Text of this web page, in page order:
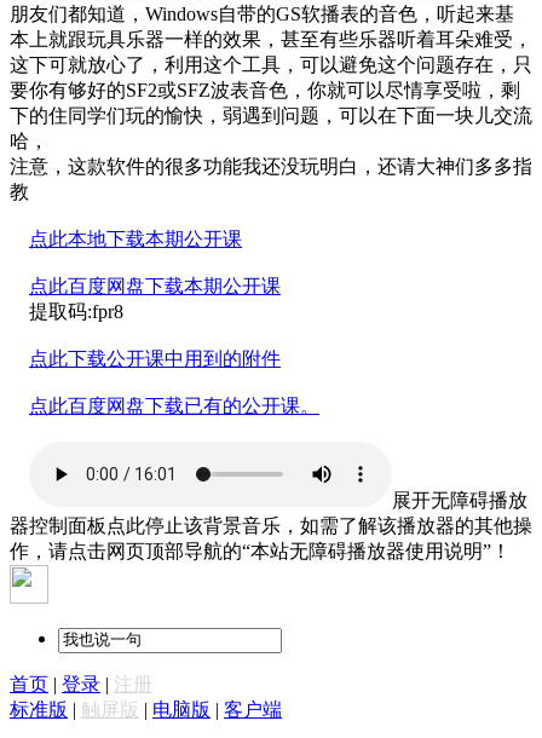
朋友们都知道，Windows自带的GS软播表的音色，听起来基
本上就跟玩具乐器一样的效果，甚至有些乐器听着耳朵难受，
这下可就放心了，利用这个工具，可以避免这个问题存在，只
要你有够好的SF2或SFZ波表音色，你就可以尽情享受啦，剩
下的住同学们玩的愉快，弱遇到问题，可以在下面一块儿交流
哈，
注意，这款软件的很多功能我还没玩明白，还请大神们多多指
教
点此本地下载本期公开课
点此百度网盘下载本期公开课
提取码:fpr8
点此下载公开课中用到的附件
点此百度网盘下载已有的公开课。
展开无障碍播放
器控制面板 点此停止该背景音乐，如需了解该播放器的其他操
作，请点击网页顶部导航的“本站无障碍播放器使用说明”！
首页 | 登录 | 注册
标准版 | 触屏版 | 电脑版 | 客户端